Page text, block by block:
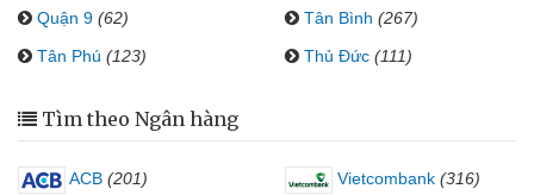
Quận 9 (62) Tân Bình (267)
Tân Phú (123) Thủ Đức (111)
Tìm theo Ngân hàng
ACB (201) Vietcombank (316)